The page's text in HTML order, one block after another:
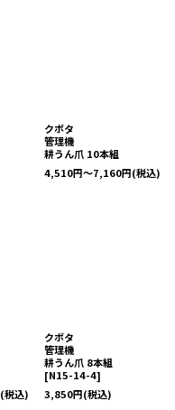
クボタ
管理機
耕うん爪 10本組
4,510円～7,160円(税込)
(税込)
クボタ
管理機
耕うん爪 8本組
[N15-14-4]
3,850円(税込)